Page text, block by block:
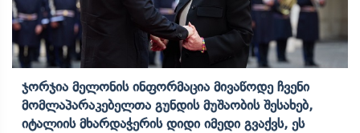
Ჯორჯია Მელონის Ინფორმაცია Მივაწოდე Ჩვენი
Მომლაპარაკებელთა Გუნდის Მუშაობის Შესახებ,
Იტალიის Მხარდაჭერის Დიდი Იმედი Გვაქვს, Ეს